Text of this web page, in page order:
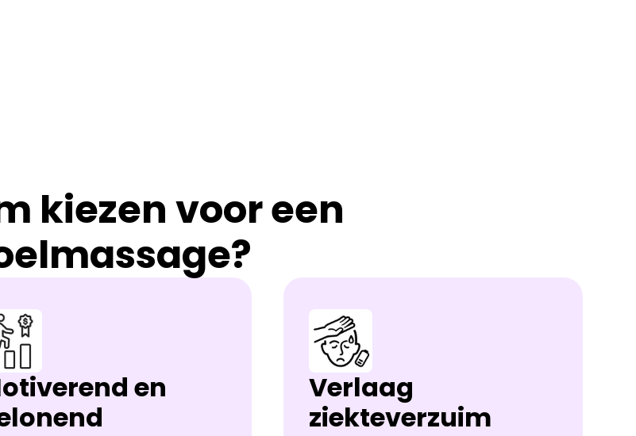
kiezen voor een
en
Verlaag
ziekteverzuim